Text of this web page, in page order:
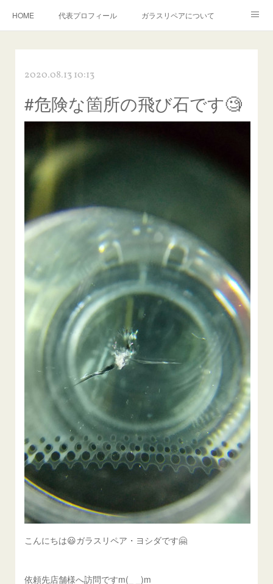
HOME 代表プロフィール ガラスリペアについて
飛び石施工料金について
当店へのアクセス 建築ガラスキズ取り・研磨・磨き
欧州車モールの白サビやシミを落とす！
飛び石ひび割れでヒビ先が伸びた場合は？
2020.08.13 10:13
#危険な箇所の飛び石です🧐
こんにちは😃ガラスリペア・ヨシダです🤗
依頼先店舗様へ訪問ですm(_ _)m